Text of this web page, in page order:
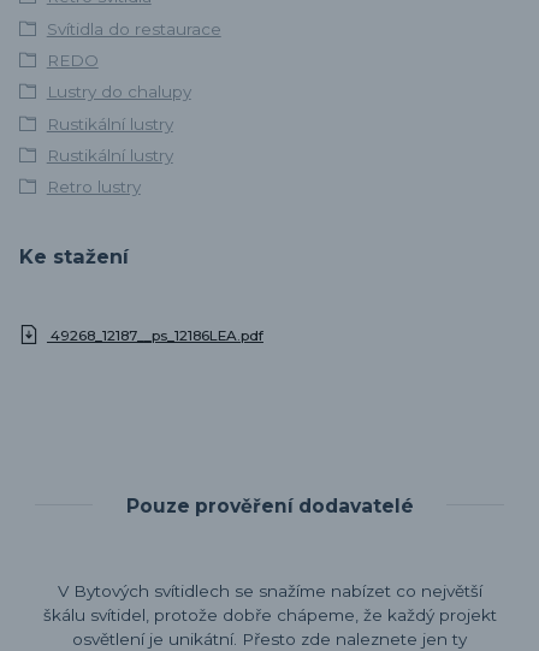
Svítidla do restaurace
REDO
Lustry do chalupy
Rustikální lustry
Rustikální lustry
Retro lustry
Ke stažení
49268_12187__ps_12186LEA.pdf
Pouze prověření dodavatelé
V Bytových svítidlech se snažíme nabízet co největší
škálu svítidel, protože dobře chápeme, že každý projekt
osvětlení je unikátní. Přesto zde naleznete jen ty